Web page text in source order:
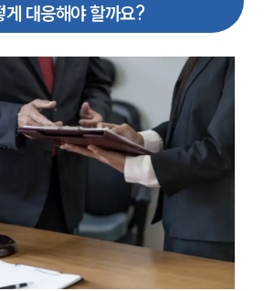
게 대응해야 할까요?